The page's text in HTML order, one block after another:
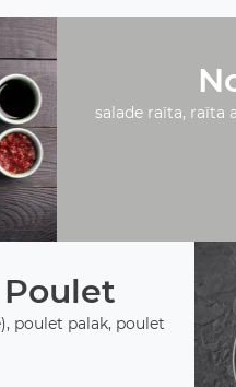
salade raïta, raïta
Poulet
poulet palak, poulet